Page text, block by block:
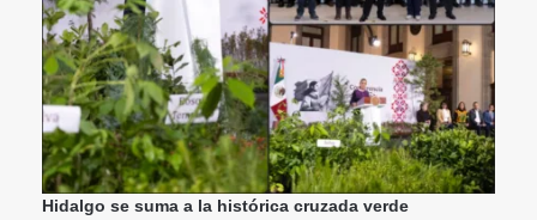
Hidalgo se suma a la histórica cruzada verde